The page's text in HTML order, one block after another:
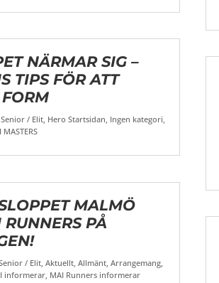
NÄRMAR SIG –
TIPS FÖR ATT
Senior / Elit, Hero Startsidan, Ingen kategori,
MASTERS
MALMÖ
PÅ
/ Elit ,Aktuellt ,Allmänt ,Arrangemang
informerar MAI Runners informerar